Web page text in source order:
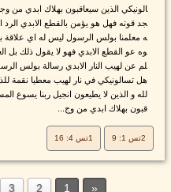
الونيكي الذين سيعاقبون بهلاك ابدي من
جد قوته فهل هو يؤمن بالقطع الابدي الرد
ه معلمنا بولس الرسول ليس له اي علاقة
وه عو القطع الابدي فهو لا يقول ذلك بل
لم عن لهيب النار الابدي رسالة بولس
هل تسالونيكي في نار لهيب معطيا نقمة
لله و الذين لا يطيعون انجيل ربنا يسوع
قبون بهلاك ابدي من وج...
2تس 1: 9 1تس 4: 16
1
2
3